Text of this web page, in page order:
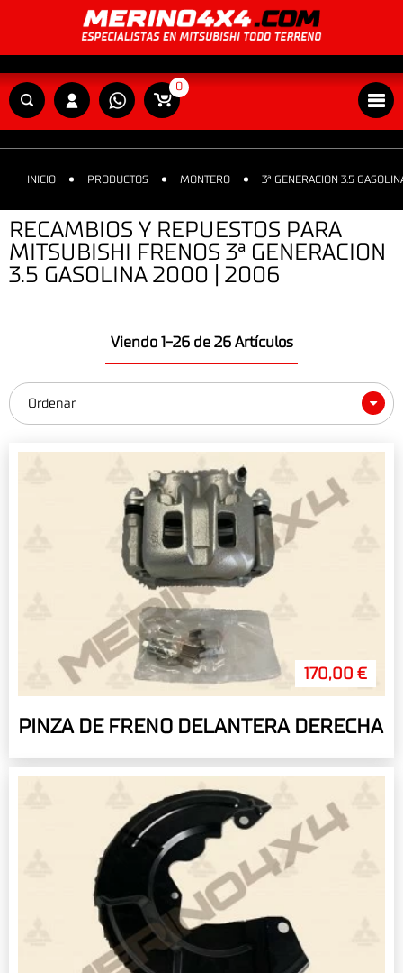
0
INICIO PRODUCTOS MONTERO 3ª GENERACION 3.5
RECAMBIOS Y REPUESTOS PARA
MITSUBISHI FRENOS 3ª GENERACION
3.5 GASOLINA 2000 | 2006
Viendo 1-26 de 26 Artículos
Ordenar
170,00 €
PINZA DE FRENO DELANTERA DERECHA